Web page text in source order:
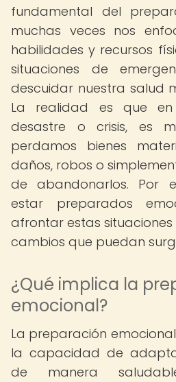
fundamental del
muchas veces nos
habilidades y recursos
situaciones de
descuidar nuestra salud
La realidad es que
desastre o crisis, es
perdamos bienes
daños, robos o
de abandonarlos. Por
estar preparados
afrontar estas
cambios que puedan
¿Qué implica la
emocional?
La preparación
la capacidad de
de manera